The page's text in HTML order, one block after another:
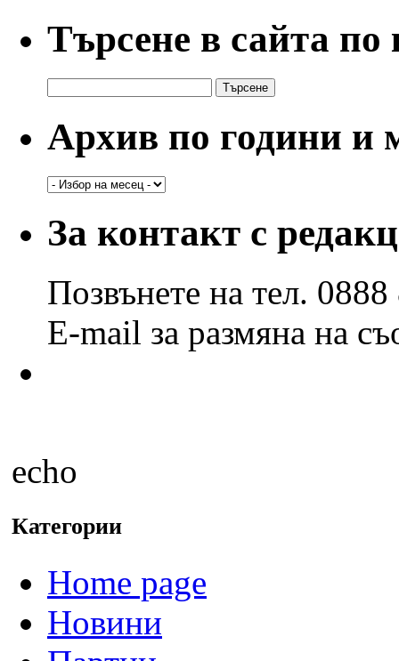
Търсене в сайта
за:
Архив по години и
Архив
и
месеци
За контакт с
Позвънете на тел.
E-mail за размяна на
echo
Категории
Home page
Новини